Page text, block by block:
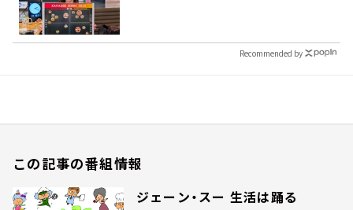
Recommended by
この記事の番組情報
ジェーン・スー 生活は踊る